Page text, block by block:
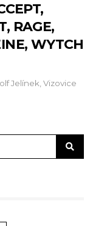
RAGE,
WYTCH
Jelínek, Vizovice